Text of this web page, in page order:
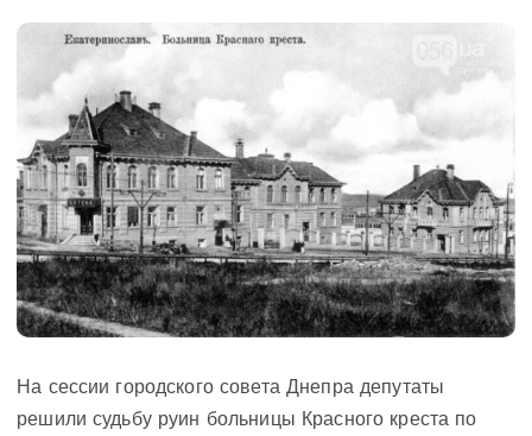
На сессии городского совета Днепра депутаты
решили судьбу руин больницы Красного креста по